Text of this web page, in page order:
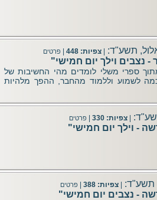
תשע"ד: | צפיות: 448 | פרטים
נצבים וילך יום חמישי"
ספרי משלי לומדים מהי החשיבות של
לשמוע וללמוד מהחבר, ההפך מלהיות
| צפיות: 330 | פרטים
- וילך יום חמישי"
תשע"ד: | צפיות: 388 | פרטים
- נצבים יום חמישי"